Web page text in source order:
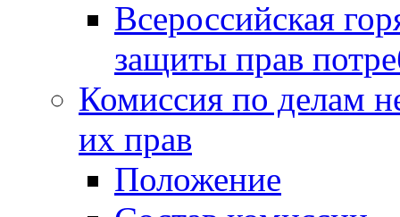
Всероссийская
защиты прав
Комиссия по делам
их прав
Положение